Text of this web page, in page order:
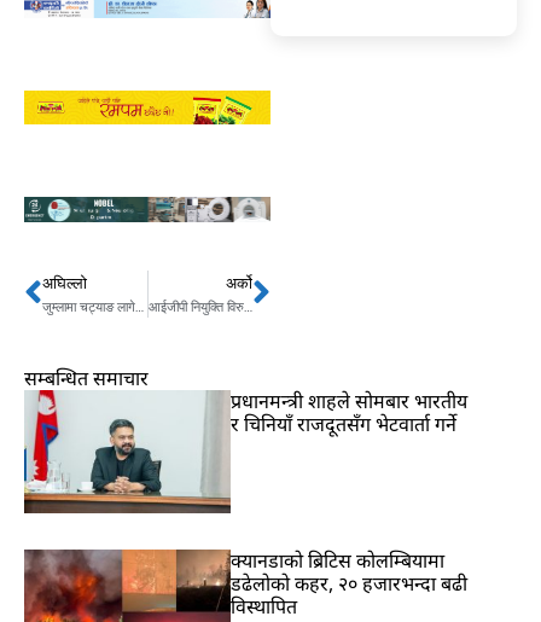
Prev
अघिल्लो अर्को
आईजीपी नियुक्ति विरुद्धको मुद्दा आइतबार पनि हेर्दाहेर्दैमा Next
सम्बन्धित समाचार
प्रधानमन्त्री शाहले सोमबार भारतीय
र चिनियाँ राजदूतसँग भेटवार्ता गर्ने
क्यानडाको ब्रिटिस कोलम्बियामा
डढेलोको कहर, २० हजारभन्दा बढी
विस्थापित